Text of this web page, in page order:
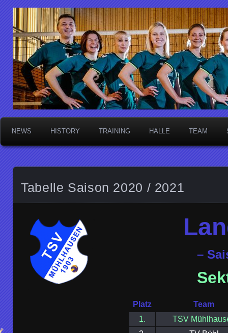
Die Sektschnecken
NEWS HISTORY TRAINING HALLE TEAM
Tabelle Saison 2020 / 2021
–
Platz
Team
1.
TSV